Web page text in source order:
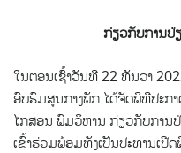
ກ່ຽວກັບການປ່
ໃນຕອນເຊົ້າວັນທີ 22 ທັນວາ
ອົບຮົມສູນກາງພັກ ໄດ້ຈັດພິທີປະກ
ໄກສອນ ພົມວິຫານ ກ່ຽວກັບການ
ເຂົ້າຮ່ວມພ້ອມທັງເປັນປະທານເປີ